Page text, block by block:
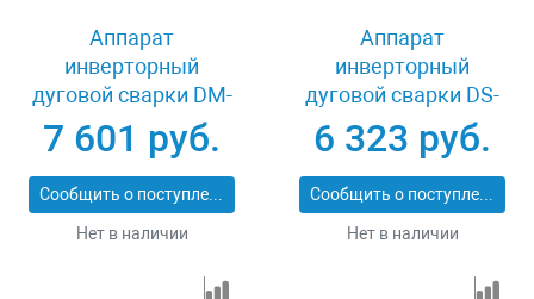
Аппарат
инверторный
дуговой сварки DM-
180 Standart, 180 А,
ПВ 60% Denzel 94324
7 601 руб.
Сообщить о поступлении
Нет в наличии
Аппарат
инверторный
дуговой сварки DS-
180 Compact, 180 А,
ПВ 70% Denzel 94372
6 323 руб.
Сообщить о поступлении
Нет в наличии